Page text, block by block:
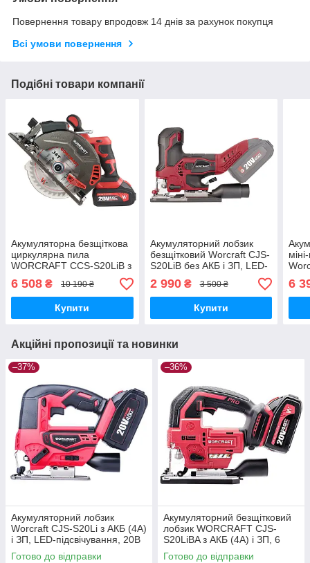
Повернення товару впродовж 14 днів за рахунок покупця
Всі умови повернення
Подібні товари компанії
Акумуляторна безщіткова
циркулярна пила
WORCRAFT CCS-S20LiB з
АКБ (4А) і ЗП, 165мм
6 508 ₴ 10 190 ₴
Купити
Акумуляторний лобзик
безщітковий Worcraft CJS-
S20LiB без АКБ і ЗП, LED-
підсвічування, 20В
2 990₴ 3 500 ₴
Купити
АКБ
6
Акційні пропозиції та новинки
–37%
Акумуляторний лобзик
Worcraft CJS-S20Li з АКБ (4А)
і ЗП, LED-підсвічування, 20В
Готово до відправки
–36%
Акумуляторний безщітковий
лобзик WORCRAFT CJS-
S20LiBA з АКБ (4А) і ЗП, 6
швидкостей
Готово до відправки